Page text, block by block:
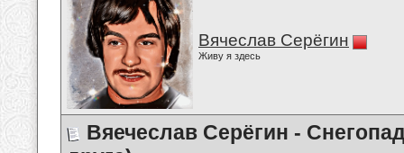
Вячеслав Серёгин
Живу я здесь
Вяечеслав Серёгин -